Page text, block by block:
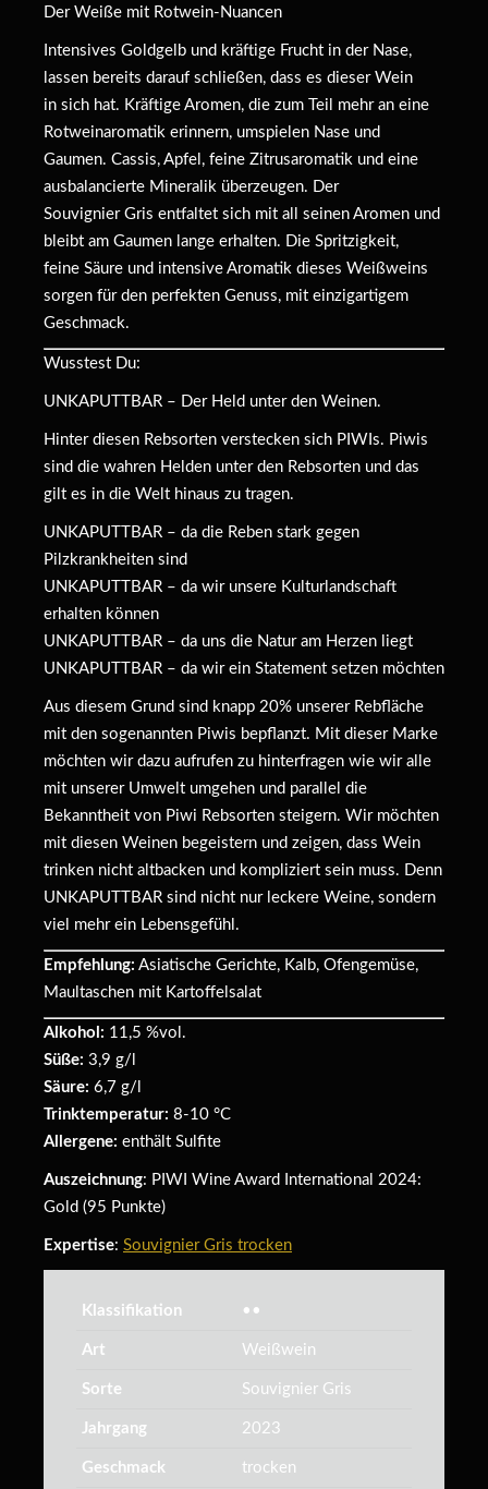
Der Weiße mit Rotwein-Nuancen
Intensives Goldgelb und kräftige Frucht in der Nase,
lassen bereits darauf schließen, dass es dieser Wein
in sich hat. Kräftige Aromen, die zum Teil mehr an eine
Rotweinaromatik erinnern, umspielen Nase und
Gaumen. Cassis, Apfel, feine Zitrusaromatik und eine
ausbalancierte Mineralik überzeugen. Der
Souvignier Gris entfaltet sich mit all seinen Aromen und
bleibt am Gaumen lange erhalten. Die Spritzigkeit,
feine Säure und intensive Aromatik dieses Weißweins
sorgen für den perfekten Genuss, mit einzigartigem
Geschmack.
Wusstest Du:
UNKAPUTTBAR – Der Held unter den Weinen.
Hinter diesen Rebsorten verstecken sich PIWIs. Piwis
sind die wahren Helden unter den Rebsorten und das
gilt es in die Welt hinaus zu tragen.
UNKAPUTTBAR – da die Reben stark gegen
Pilzkrankheiten sind
UNKAPUTTBAR – da wir unsere Kulturlandschaft
erhalten können
UNKAPUTTBAR – da uns die Natur am Herzen liegt
UNKAPUTTBAR – da wir ein Statement setzen möchten
Aus diesem Grund sind knapp 20% unserer Rebfläche
mit den sogenannten Piwis bepflanzt. Mit dieser Marke
möchten wir dazu aufrufen zu hinterfragen wie wir alle
mit unserer Umwelt umgehen und parallel die
Bekanntheit von Piwi Rebsorten steigern. Wir möchten
mit diesen Weinen begeistern und zeigen, dass Wein
trinken nicht altbacken und kompliziert sein muss. Denn
UNKAPUTTBAR sind nicht nur leckere Weine, sondern
viel mehr ein Lebensgefühl.
Empfehlung: Asiatische Gerichte, Kalb, Ofengemüse,
Maultaschen mit Kartoffelsalat
Alkohol: 11,5 %vol.
Süße: 3,9 g/l
Säure: 6,7 g/l
Trinktemperatur: 8-10 °C
Allergene: enthält Sulfite
Auszeichnung: PIWI Wine Award International 2024:
Gold (95 Punkte)
Expertise: Souvignier Gris trocken
Klassifikation ••
Art Weißwein
Sorte Souvignier Gris
Jahrgang 2023
Geschmack trocken